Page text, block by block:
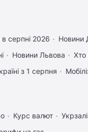
серпні 2026 Новини
Новини Львова Хто
з 1 серпня
Курс валют